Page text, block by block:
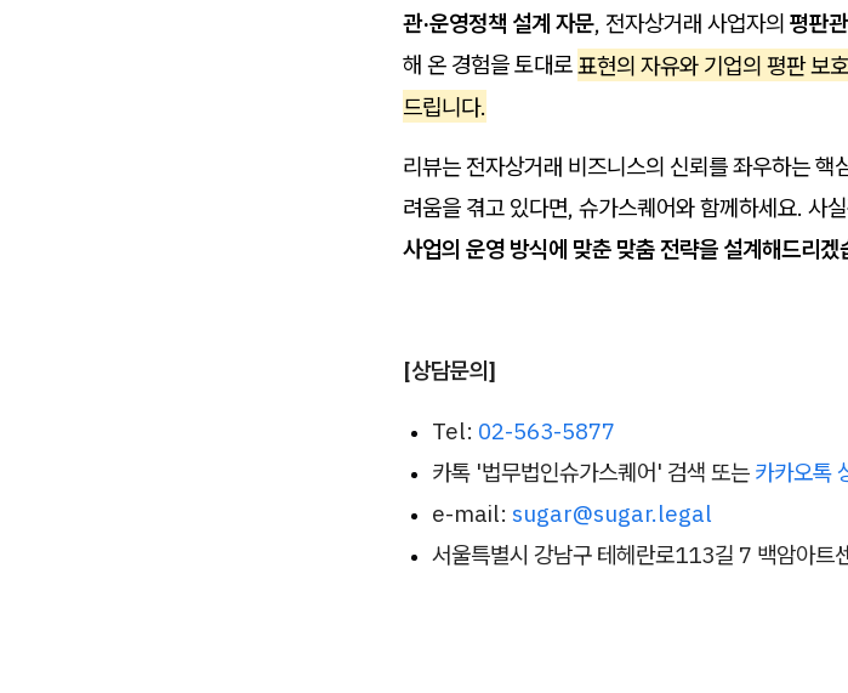
관·운영정책 설계 자문, 전자상거래 사업자의 평판
해 온 경험을 토대로표현의 자유와 기업의 평판 보
드립니다.
리뷰는 전자상거래 비즈니스의 신뢰를 좌우하는 핵
려움을 겪고 있다면, 슈가스퀘어와 함께하세요. 사
사업의 운영 방식에 맞춘 맞춤 전략을 설계해드리겠
[상담문의]
Tel: 02-563-5877
카톡 '법무법인슈가스퀘어' 검색 또는 카카오톡
e-mail: sugar@sugar.legal
서울특별시 강남구 테헤란로113길 7 백암아트